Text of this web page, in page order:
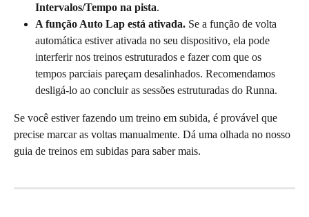
Intervalos/Tempo na pista.
A função Auto Lap está ativada. Se a função de volta
automática estiver ativada no seu dispositivo, ela pode
interferir nos treinos estruturados e fazer com que os
tempos parciais pareçam desalinhados. Recomendamos
desligá-lo ao concluir as sessões estruturadas do Runna.
Se você estiver fazendo um treino em subida, é provável que
precise marcar as voltas manualmente. Dá uma olhada no nosso
guia de treinos em subidas para saber mais.